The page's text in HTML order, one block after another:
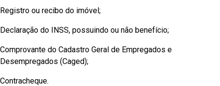
Registro ou recibo do imóvel;
Declaração do INSS, possuindo ou não benefício;
Comprovante do Cadastro Geral de Empregados e
Desempregados (Caged);
Contracheque.